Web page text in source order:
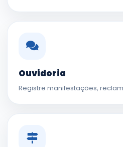
Ouvidoria
Registre manifestações,